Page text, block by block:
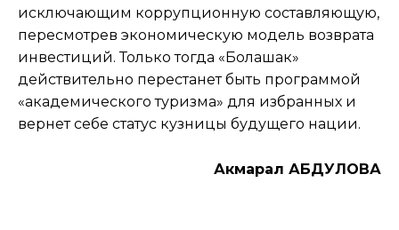
исключающим коррупционную составляющую,
пересмотрев экономическую модель возврата
инвестиций. Только тогда «Болашак»
действительно перестанет быть программой
«академического туризма» для избранных и
вернет себе статус кузницы будущего нации.
Акмарал АБДУЛОВА